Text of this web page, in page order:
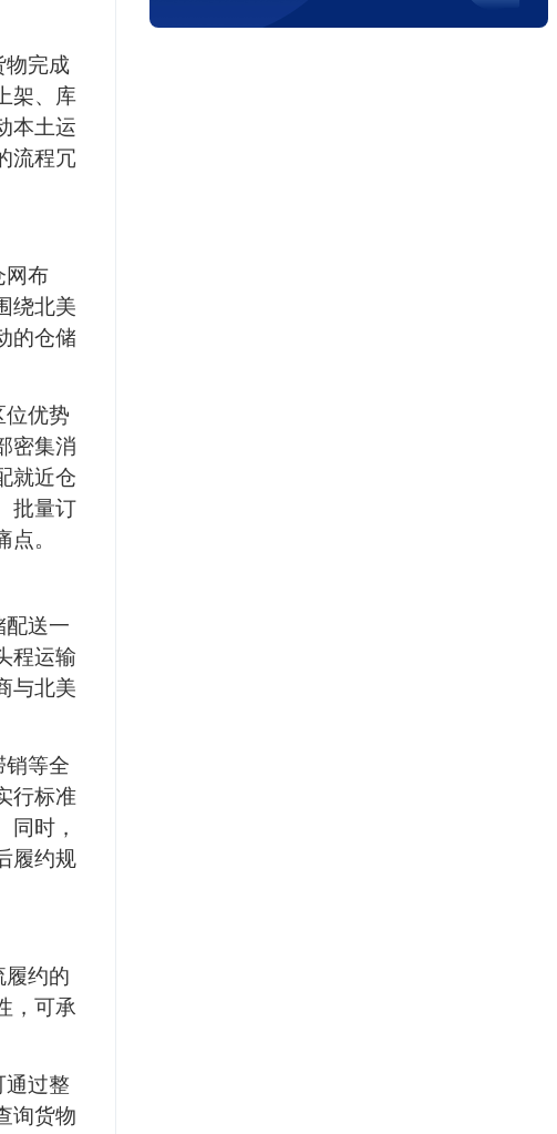
物完成
架、库
本土运
流程冗
网布
绕北美
的仓储
位优势
密集消
就近仓
批量订
。
配送一
程运输
与北美
销等全
行标准
时，
履约规
履约的
，可承
通过整
询货物